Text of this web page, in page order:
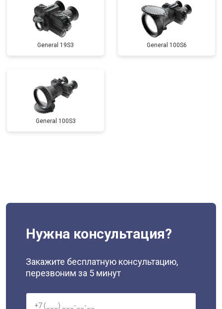
General 19S3 General 100S6
General 100S3
Нужна консультация?
Закажите бесплатную консультацию,
перезвоним за 5 минут